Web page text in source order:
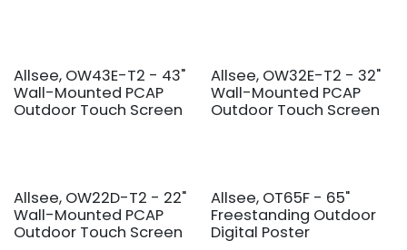
Allsee, OW43E-T2 - 43"
Wall-Mounted PCAP
Outdoor Touch Screen
Allsee, OW32E-T2 - 32"
Wall-Mounted PCAP
Outdoor Touch Screen
Allsee, OW22D-T2 - 22"
Wall-Mounted PCAP
Outdoor Touch Screen
Allsee, OT65F - 65"
Freestanding Outdoor
Digital Poster